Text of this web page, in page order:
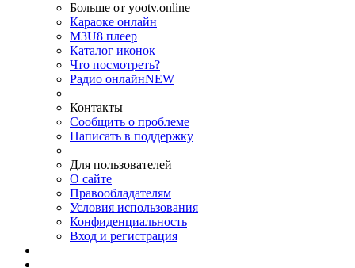
Больше от yootv.online
Караоке онлайн
M3U8 плеер
Каталог иконок
Что посмотреть?
Радио онлайнNEW
Контакты
Сообщить о проблеме
Написать в поддержку
Для пользователей
О сайте
Правообладателям
Условия использования
Конфиденциальность
Вход и регистрация